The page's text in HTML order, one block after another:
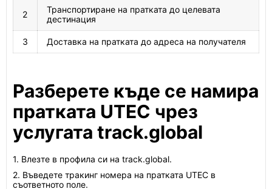
2
Транспортиране на пратката до целевата
дестинация
3 Доставка на пратката до адреса на получателя
Разберете къде се намира
пратката UTEC чрез
услугата track.global
1. Влезте в профила си на track.global.
2. Въведете тракинг номера на пратката UTEC в
съответното поле.